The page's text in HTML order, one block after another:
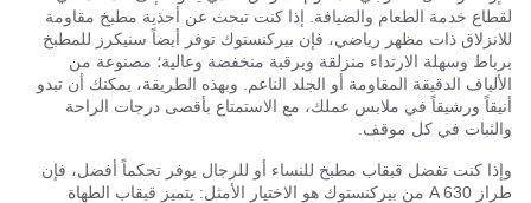
لقطاع خدمة الطعام والضيافة. إذا كنت تبحث عن أحذية مطبخ مقاومة
للانزلاق ذات مظهر رياضي، فإن بيركنستوك توفر أيضاً سنيكرز للمطبخ
برباط وسهلة الارتداء منزلقة وبرقبة منخفضة وعالية؛ مصنوعة من
الألياف الدقيقة المقاومة أو الجلد الناعم. وبهذه الطريقة، يمكنك أن تبدو
أنيقاً ورشيقاً في ملابس عملك، مع الاستمتاع بأقصى درجات الراحة
والثبات في كل موقف.
وإذا كنت تفضل قبقاب مطبخ للنساء أو للرجال يوفر تحكماً أفضل، فإن
طراز A 630 من بيركنستوك هو الاختيار الأمثل: يتميز قبقاب الطهاة